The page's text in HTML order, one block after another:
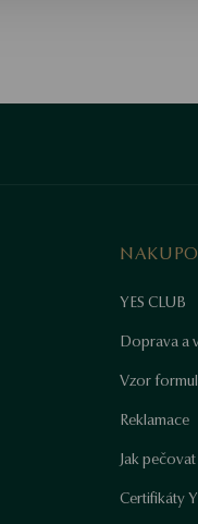
YES CLUB
Doprava a
Vzor
Reklamace
Jak
Certifikáty